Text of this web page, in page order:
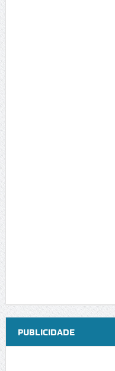
PUBLICIDADE